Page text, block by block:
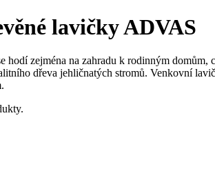
lavičky ADVAS
hodí zejména na zahradu k rodinným
dřeva jehličnatých stromů. Venkovní